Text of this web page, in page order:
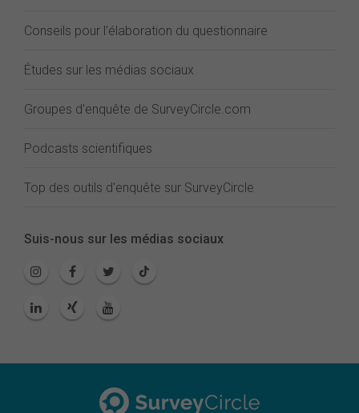
Conseils pour l'élaboration du questionnaire
Études sur les médias sociaux
Groupes d'enquête de SurveyCircle.com
Podcasts scientifiques
Top des outils d'enquête sur SurveyCircle
Suis-nous sur les médias sociaux